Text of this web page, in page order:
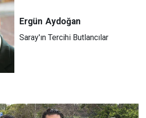
Ergün Aydoğan
Saray'ın Tercihi Butlancılar